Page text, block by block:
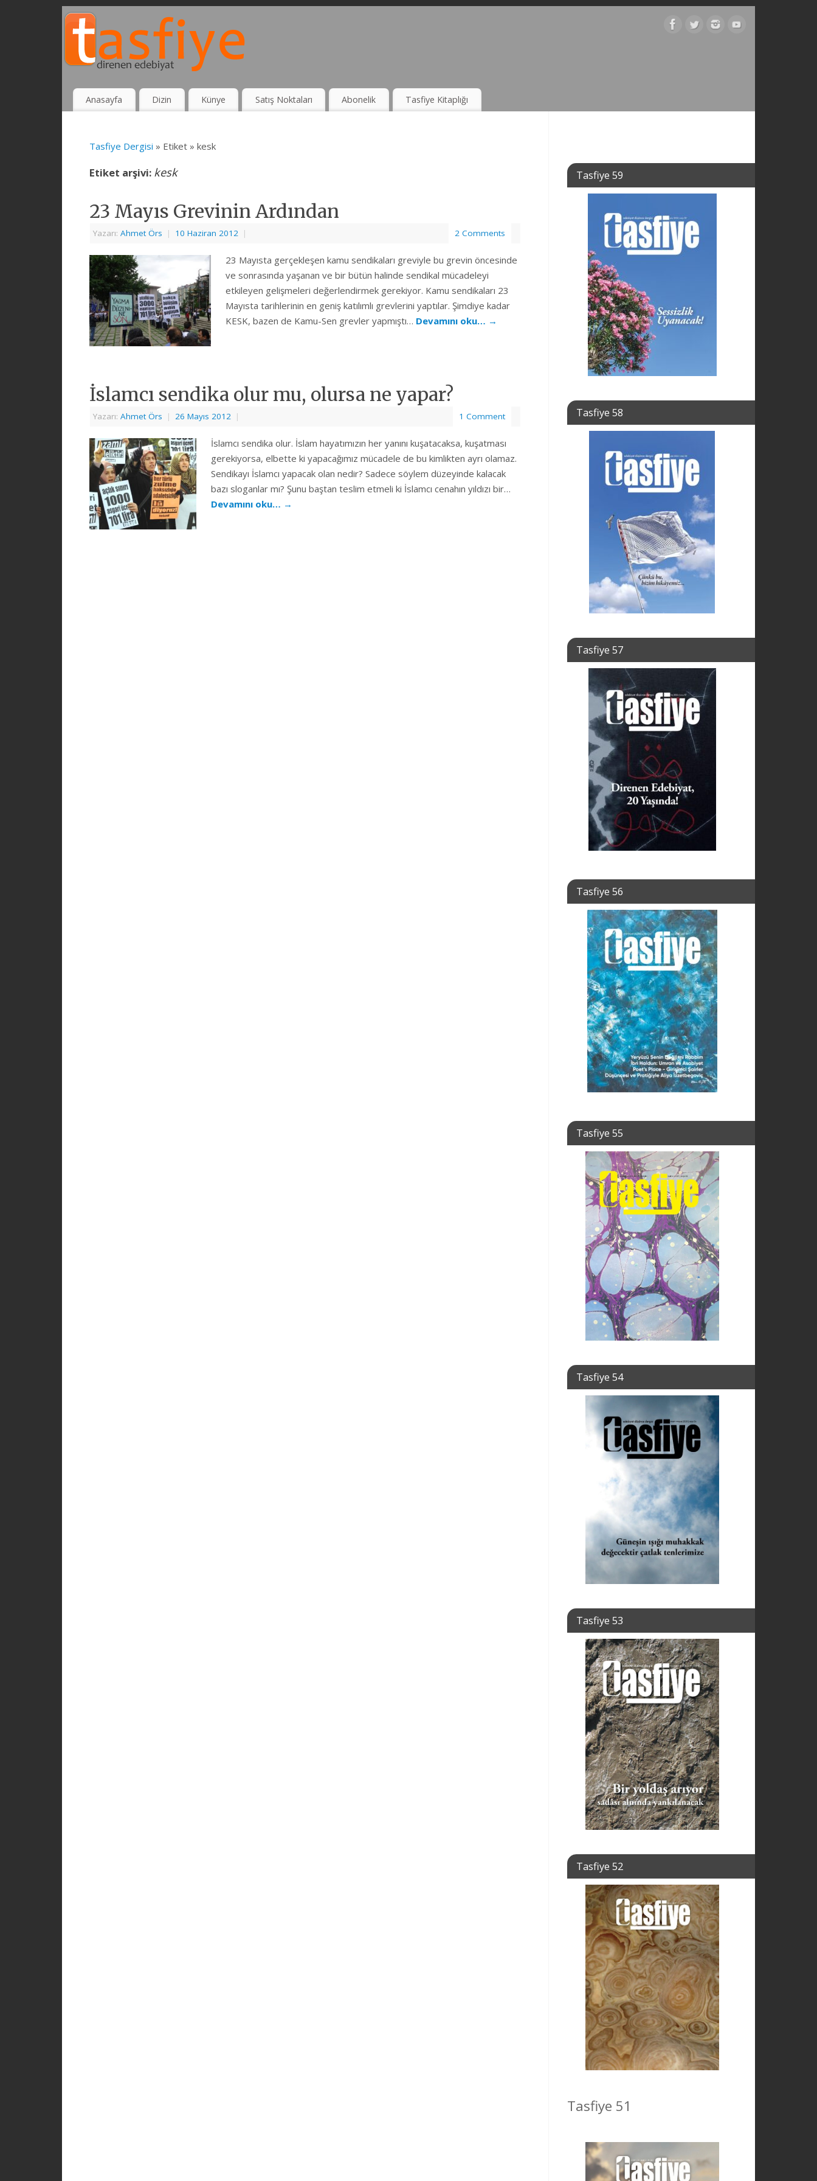
Anasayfa Dizin Künye Satış Noktaları Abonelik Tasfiye Kitaplığı
Tasfiye Dergisi » Etiket » kesk
Etiket arşivi: kesk
23 Mayıs Grevinin Ardından
Yazarı: Ahmet Örs | 10 Haziran 2012 | 2 Comments
23 Mayısta gerçekleşen kamu sendikaları greviyle bu grevin öncesinde
ve sonrasında yaşanan ve bir bütün halinde sendikal mücadeleyi
etkileyen gelişmeleri değerlendirmek gerekiyor. Kamu sendikaları 23
Mayısta tarihlerinin en geniş katılımlı grevlerini yaptılar. Şimdiye kadar
KESK, bazen de Kamu-Sen grevler yapmıştı… Devamını oku… →
İslamcı sendika olur mu, olursa ne yapar?
Yazarı: Ahmet Örs | 26 Mayıs 2012 | 1 Comment
İslamcı sendika olur. İslam hayatımızın her yanını kuşatacaksa, kuşatması
gerekiyorsa, elbette ki yapacağımız mücadele de bu kimlikten ayrı olamaz.
Sendikayı İslamcı yapacak olan nedir? Sadece söylem düzeyinde kalacak
bazı sloganlar mı? Şunu baştan teslim etmeli ki İslamcı cenahın yıldızı bir…
Devamını oku… →
Tasfiye 59
Tasfiye 58
Tasfiye 57
Tasfiye 56
Tasfiye 55
Tasfiye 54
Tasfiye 53
Tasfiye 52
Tasfiye 51